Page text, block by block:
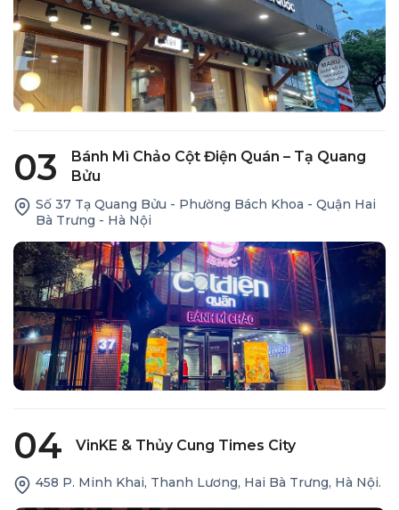
03
Bánh Mì Chảo Cột Điện Quán – Tạ Quang
Bửu
Số 37 Tạ Quang Bửu - Phường Bách Khoa - Quận Hai
Bà Trưng - Hà Nội
04 VinKE & Thủy Cung Times City
458 P. Minh Khai, Thanh Lương, Hai Bà Trưng, Hà Nội.